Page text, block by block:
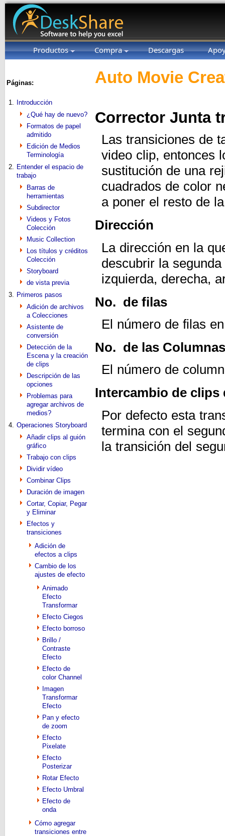
Productos Compra Descargas
Páginas:
1.
Introducción
¿Qué hay de nuevo?
Formatos de papel
admitido
Edición de Medios
Terminología
2. Entender el espacio de
trabajo
Barras de
herramientas
Subdirector
Videos y Fotos
Colección
Music Collection
Los títulos y créditos
Colección
Storyboard
de vista previa
3. Primeros pasos
Adición de archivos
a Colecciones
Asistente de
conversión
Detección de la
Escena y la creación
de clips
Descripción de las
opciones
Problemas para
agregar archivos de
medios?
4. Operaciones Storyboard
Añadir clips al guión
gráfico
Trabajo con clips
Dividir vídeo
Combinar Clips
Duración de imagen
Cortar, Copiar, Pegar
y Eliminar
Efectos y
transiciones
Adición de
efectos a clips
Cambio de los
ajustes de efecto
Animado
Efecto
Transformar
Efecto Ciegos
Efecto borroso
Brillo /
Contraste
Efecto
Efecto de
color Channel
Imagen
Transformar
Efecto
Pan y efecto
de zoom
Efecto
Pixelate
Efecto
Posterizar
Rotar Efecto
Efecto Umbral
Efecto de
onda
Cómo agregar
transiciones entre
Auto Movie
Corrector Junta
Las transiciones de
video clip, entonces
sustitución de una
cuadrados de color
a poner el resto de
Dirección
La dirección en la
descubrir la
izquierda, derecha,
No. de filas
El número de filas
No. de las Columnas
El número de
Intercambio de clips
Por defecto esta
termina con el
la transición del